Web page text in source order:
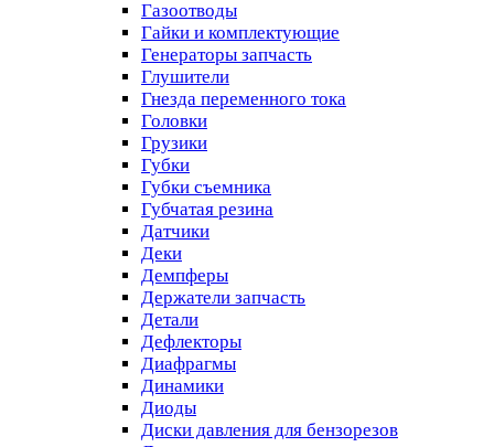
Газоотводы
Гайки и комплектующие
Генераторы запчасть
Глушители
Гнезда переменного тока
Головки
Грузики
Губки
Губки съемника
Губчатая резина
Датчики
Деки
Демпферы
Держатели запчасть
Детали
Дефлекторы
Диафрагмы
Динамики
Диоды
Диски давления для бензорезов